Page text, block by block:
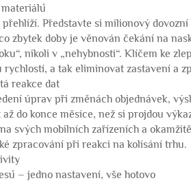
Představte si milionový
zbytek doby je věnován čekání na
nikoli v „nehybnosti“. Klíčem ke
rychlostí, a tak eliminovat zastavení a
reakce dat
úprav při změnách objednávek,
do konce měsíce, než si projdou
svých mobilních zařízeních a
zpracování při reakci na kolísání trhu.
– jedno nastavení, vše hotovo